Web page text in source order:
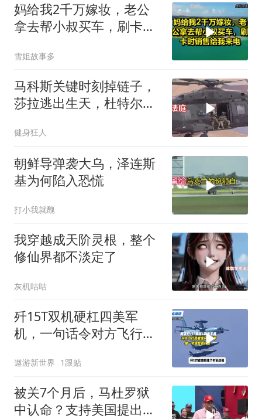
妈给我2千万嫁妆，老公
拿去帮小叔买车，刷卡时
雪姐故事多
马科斯关键时刻掉链子，
莎拉逃出生天，杜特尔特
健身狂人
朝鲜导弹袭大乌，泽连斯
基为何陷入恐慌
打小我就醜
我穿越成天阶灵根，整个
修仙界都不淡定了
灰机咕咕
歼15T双机硬杠四美军
机，一句话令对方飞行员
遨游新世界 1跟贴
被关7个月后，马杜罗狱
中认命？支持美国提出的